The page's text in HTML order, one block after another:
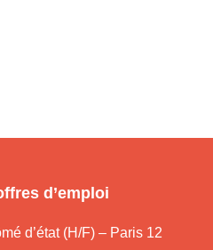
d’emploi
d’état (H/F) – Paris 12